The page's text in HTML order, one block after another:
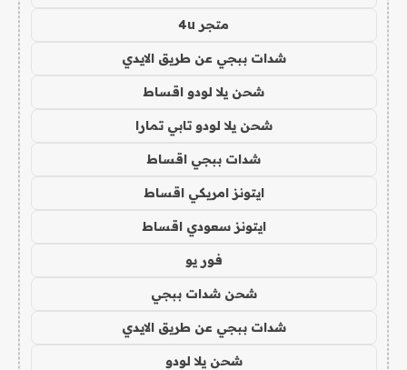
متجر 4u
شدات ببجي عن طريق الايدي
شحن يلا لودو اقساط
شحن يلا لودو تابي تمارا
شدات ببجي اقساط
ايتونز امريكي اقساط
ايتونز سعودي اقساط
فور يو
شحن شدات ببجي
شدات ببجي عن طريق الايدي
شحن يلا لودو